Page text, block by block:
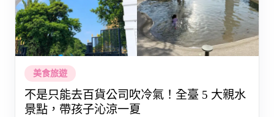
美食旅遊
不是只能去百貨公司吹冷氣！全臺 5 大親水
景點，帶孩子沁涼一夏